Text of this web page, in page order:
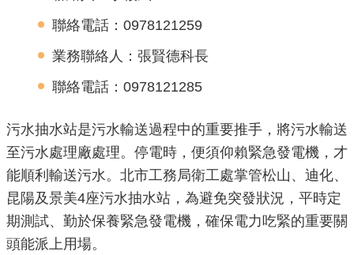
業
務
資
訊
政
聯絡電話：0978121259
業務聯絡人：張賢德科長
聯絡電話：0978121285
污水抽水站是污水輸送過程中的重要推手，將污水輸送
至污水處理廠處理。停電時，便須仰賴緊急發電機，才
能順利輸送污水。北市工務局衛工處掌管松山、迪化、
昆陽及景美4座污水抽水站，為避免突發狀況，平時定
期測試、勤於保養緊急發電機，確保電力吃緊的重要關
頭能派上用場。